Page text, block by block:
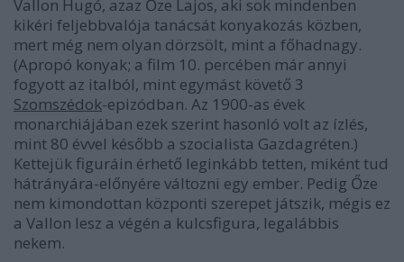
Vallon Hugó, azaz Őze Lajos, aki sok mindenben
kikéri feljebbvalója tanácsát konyakozás közben,
mert még nem olyan dörzsölt, mint a főhadnagy.
(Apropó konyak; a film 10. percében már annyi
fogyott az italból, mint egymást követő 3
Szomszédok-epizódban. Az 1900-as évek
monarchiájában ezek szerint hasonló volt az ízlés,
mint 80 évvel később a szocialista Gazdagréten.)
Kettejük figuráin érhető leginkább tetten, miként tud
hátrányára-előnyére változni egy ember. Pedig Őze
nem kimondottan központi szerepet játszik, mégis ez
a Vallon lesz a végén a kulcsfigura, legalábbis
nekem.